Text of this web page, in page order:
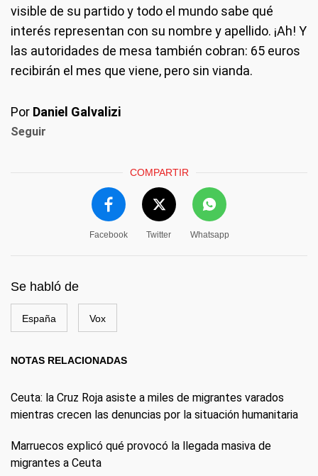
visible de su partido y todo el mundo sabe qué
interés representan con su nombre y apellido. ¡Ah! Y
las autoridades de mesa también cobran: 65 euros
recibirán el mes que viene, pero sin vianda.
Por Daniel Galvalizi
Seguir
COMPARTIR
Facebook Twitter Whatsapp
Se habló de
España Vox
NOTAS RELACIONADAS
Ceuta: la Cruz Roja asiste a miles de migrantes varados
mientras crecen las denuncias por la situación humanitaria
Marruecos explicó qué provocó la llegada masiva de
migrantes a Ceuta